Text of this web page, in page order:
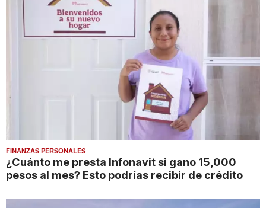
FINANZAS PERSONALES
¿Cuánto me presta Infonavit si gano 15,000
pesos al mes? Esto podrías recibir de crédito